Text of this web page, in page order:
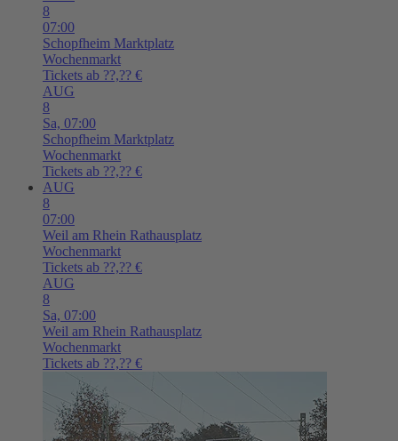
8
07:00
Schopfheim Marktplatz
Wochenmarkt
Tickets ab ??,?? €
AUG
8
Sa, 07:00
Schopfheim Marktplatz
Wochenmarkt
Tickets ab ??,?? €
AUG
8
07:00
Weil am Rhein Rathausplatz
Wochenmarkt
Tickets ab ??,?? €
AUG
8
Sa, 07:00
Weil am Rhein Rathausplatz
Wochenmarkt
Tickets ab ??,?? €